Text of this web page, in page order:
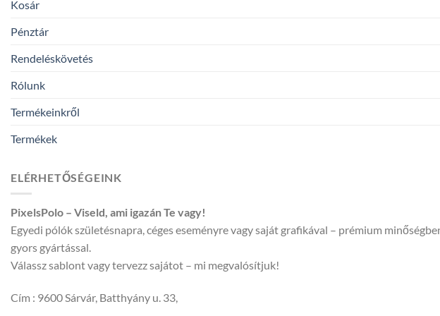
Kosár
Pénztár
Rendeléskövetés
Rólunk
Termékeinkről
Termékek
ELÉRHETŐSÉGEINK
PixelsPolo – Viseld, ami igazán Te vagy!
Egyedi pólók születésnapra, céges eseményre vagy saját grafikával – prémium
gyors gyártással.
Válassz sablont vagy tervezz sajátot – mi megvalósítjuk!
Cím : 9600 Sárvár, Batthyány u. 33,